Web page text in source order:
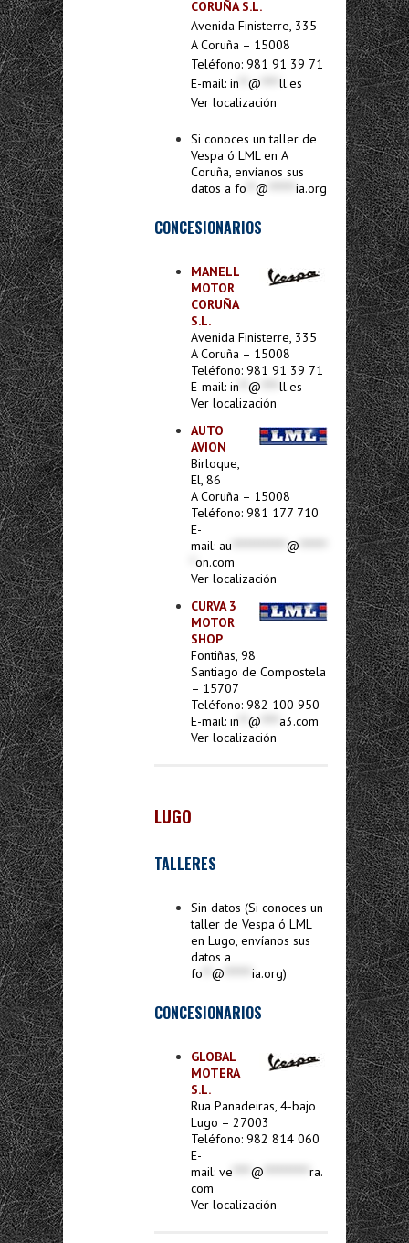
CORUÑA S.L.
Avenida Finisterre, 335
A Coruña – 15008
Teléfono: 981 91 39 71
E-mail: in @
ll.es
Ver localización
Si conoces un taller de
Vespa ó LML en A
Coruña, envíanos sus
datos a fo @ ia.org
CONCESIONARIOS
MANELL
MOTOR
CORUÑA
S.L.
Avenida Finisterre, 335
A Coruña – 15008
Teléfono: 981 91 39 71
E-mail: in @
ll.es
Ver localización
AUTO
AVION
Birloque,
El, 86
A Coruña – 15008
Teléfono: 981 177 710
E-
mail: au @
on.com
Ver localización
CURVA 3
MOTOR
SHOP
Fontiñas, 98
Santiago de Compostela
– 15707
Teléfono: 982 100 950
E-mail: in @
a3.com
Ver localización
LUGO
TALLERES
Sin datos (Si conoces un
taller de Vespa ó LML
en Lugo, envíanos sus
datos a
fo
@ ia.org)
CONCESIONARIOS
GLOBAL
MOTERA
S.L.
Rua Panadeiras, 4-bajo
Lugo – 27003
Teléfono: 982 814 060
E-
mail: ve @
ra.
com
Ver localización